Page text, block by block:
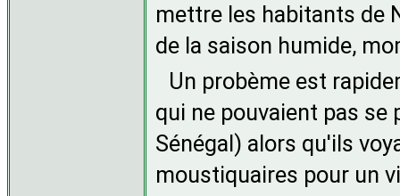
mettre les habitants de
de la saison humide,
Un probème est
qui ne pouvaient pas se
Sénégal) alors qu'ils
moustiquaires pour un